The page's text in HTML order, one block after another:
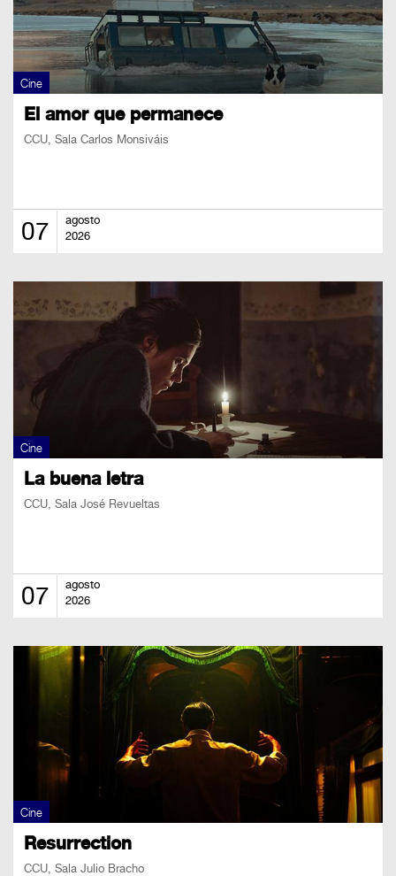
Cine
El amor que permanece
CCU, Sala Carlos Monsiváis
07
agosto
2026
Cine
La buena letra
CCU, Sala José Revueltas
07
agosto
2026
Cine
Resurrection
CCU, Sala Julio Bracho